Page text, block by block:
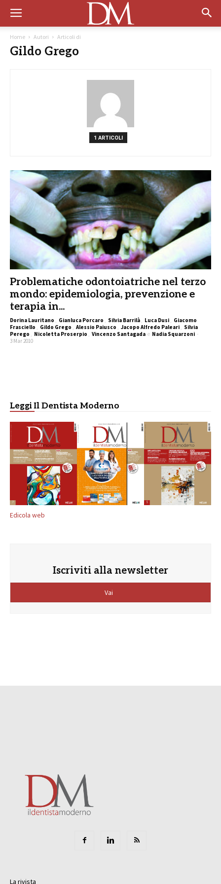
Home Autori Articoli di
Gildo Grego
1 ARTICOLI
Problematiche odontoiatriche nel terzo
mondo: epidemiologia, prevenzione e
terapia in...
Dorina Lauritano , Gianluca Porcaro , Silvia Barrilà , Luca Dusi , Giacomo
Frasciello , Gildo Grego , Alessio Paiusco , Jacopo Alfredo Paleari , Silvia
Perego , Nicoletta Proserpio , Vincenzo Santagada e Nadia Squarzoni -
3 Mar 2010
Leggi Il Dentista Moderno
Edicola web
Iscriviti alla newsletter
Vai
La rivista